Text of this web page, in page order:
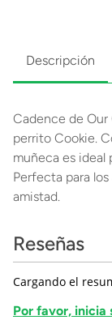
Descripción
Cadence de
perrito Cookie.
muñeca es ideal
Perfecta para
amistad.
Reseñas
Cargando el
Por favor, inicia